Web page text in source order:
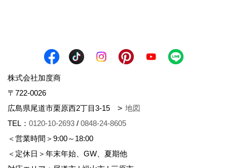
株式会社加度商
〒722-0026
広島県尾道市栗原西2丁目3-15
地図
TEL： 0120-10-2693 / 0848-24-8605
＜営業時間＞9:00～18:00
＜定休日＞年末年始、GW、夏期他